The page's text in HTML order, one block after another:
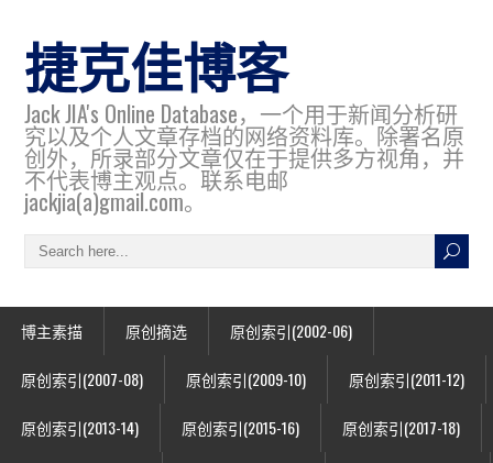
捷克佳博客
Jack JIA's Online Database，一个用于新闻分析研
究以及个人文章存档的网络资料库。除署名原
创外，所录部分文章仅在于提供多方视角，并
不代表博主观点。联系电邮
jackjia(a)gmail.com。
博主素描 原创摘选 原创索引(2002-06)
原创索引(2007-08) 原创索引(2009-10) 原创索引(2011-12)
原创索引(2013-14) 原创索引(2015-16) 原创索引(2017-18)